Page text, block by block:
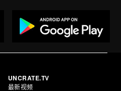
UNCRATE.TV
最新视频